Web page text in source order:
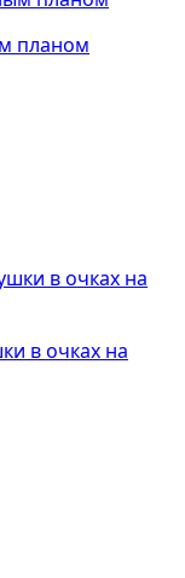
планом
в очках на